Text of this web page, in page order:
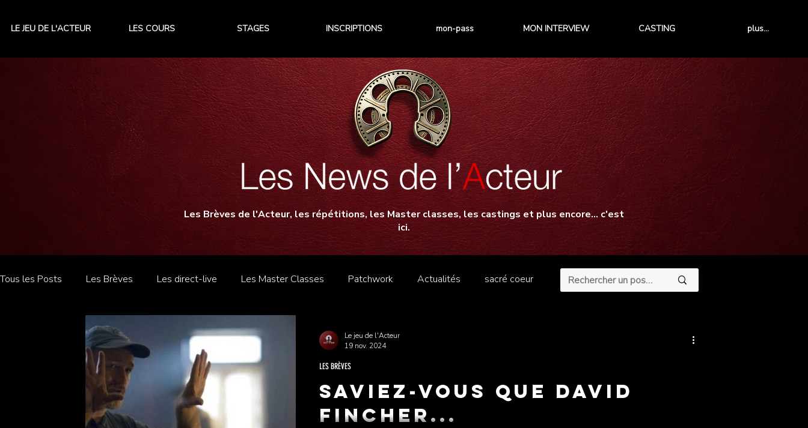
LE JEU DE L'ACTEUR LES COURS STAGES INSCRIPTIONS mon-pass MON INTERVIEW CASTING plus...
Les Brèves de l'Acteur, les répétitions, les Master classes, les castings et plus encore... c'est
ici.
Tous les Posts Les Brèves Les direct-live Les Master Classes Patchwork Actualités sacré coeur
Saviez-vous que DAVID
FINCHER...
LES BRÈVES
Le jeu de l'Acteur
19 nov. 2024